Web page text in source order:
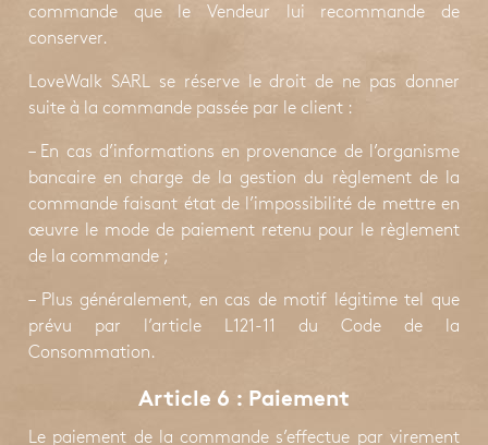
commande que le Vendeur lui recommande de
conserver.
LoveWalk SARL se réserve le droit de ne pas donner
suite à la commande passée par le client :
– En cas d’informations en provenance de l’organisme
bancaire en charge de la gestion du règlement de la
commande faisant état de l’impossibilité de mettre en
œuvre le mode de paiement retenu pour le règlement
de la commande ;
– Plus généralement, en cas de motif légitime tel que
prévu par l’article L121-11 du Code de la
Consommation.
Article 6 : Paiement
Le paiement de la commande s’effectue par virement